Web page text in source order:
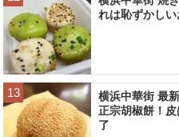
れは恥ずかし
横浜中華街 最
正宗胡椒餅！
了